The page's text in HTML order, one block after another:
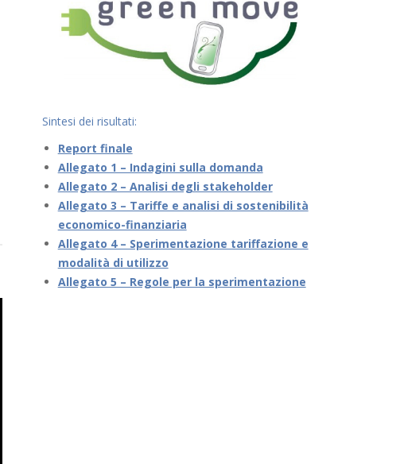
Sintesi dei risultati:
Report finale
Allegato 1 – Indagini sulla domanda
Allegato 2 – Analisi degli stakeholder
Allegato 3 – Tariffe e analisi di sostenibilità
economico-finanziaria
Allegato 4 – Sperimentazione tariffazione e
modalità di utilizzo
Allegato 5 – Regole per la sperimentazione